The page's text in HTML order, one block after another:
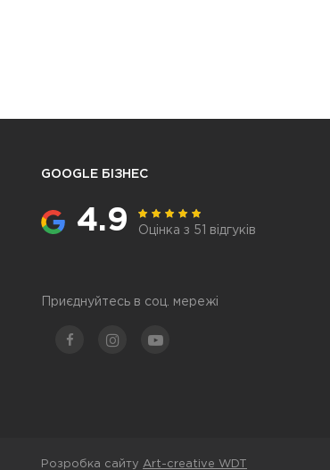
GOOGLE БІЗНЕС
4.9 Оцінка з 51 відгуків
Приєднуйтесь в соц. мережі
Розробка сайту Art-creative WDT